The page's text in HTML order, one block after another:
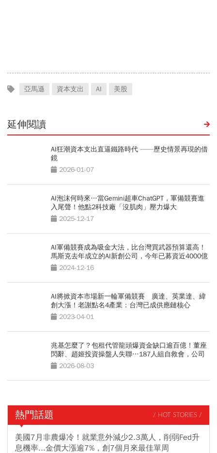
亞馬遜 資本支出 AI 美股
延伸閱讀
AI狂潮資本支出直逼鐵路時代 ——歷史情景再現的借
鏡
2026-01-07
AI泡沫何時來…當Gemini超車ChatGPT，軍備競賽進
入尾聲！他點2科技廠「沒肌肉」壓力爆大
2025-12-17
AI軍備競賽成為吸金大法，比台灣買武器預算還高！
馬斯克去年成立的AI新創公司，今年已募資近4000億
台幣2024-12-16
AI將掀資本市場新一輪軍備競賽 廣達、英業達、緯
創大漲！老謝點名4產業：台灣已成供應鏈核心
2023-04-01
兆基怎麼了？包租代管龍頭爆資金缺口逾百億！董座
閃辭、趙姬投資操盤人失聯…187人組自救會，公司
最新聲明
2026-08-03
熱門話題 / HOT STORIES /
美國7月非農爆冷！就業意外減少2.3萬人，削弱Fed升
息機率...金價大漲逾7%，創7個月來最佳單周